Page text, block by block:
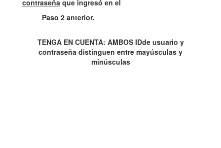
contraseña que ingresó en el
Paso 2 anterior.
TENGA EN CUENTA: AMBOS IDde usuario y
contraseña distinguen entre mayúsculas y
minúsculas